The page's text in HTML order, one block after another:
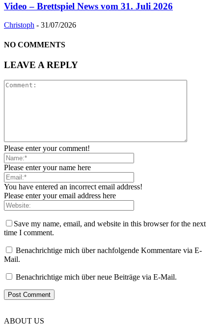
Video – Brettspiel News vom 31. Juli 2026
Christoph - 31/07/2026
NO COMMENTS
LEAVE A REPLY
Please enter your comment!
Please enter your name here
You have entered an incorrect email address!
Please enter your email address here
Save my name, email, and website in this browser for the next
time I comment.
Benachrichtige mich über nachfolgende Kommentare via E-
Mail.
Benachrichtige mich über neue Beiträge via E-Mail.
ABOUT US